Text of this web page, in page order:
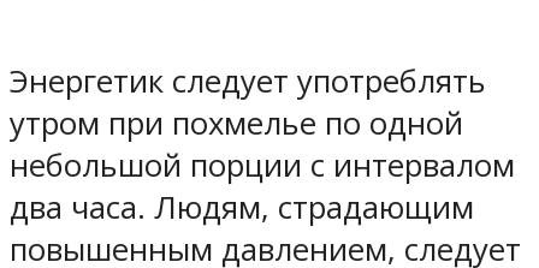
Энергетик следует употреблять
утром при похмелье по одной
небольшой порции с интервалом
два часа. Людям, страдающим
повышенным давлением, следует